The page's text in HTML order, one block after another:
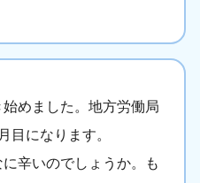
めました。地方労働局
目になります。
辛いのでしょうか。も